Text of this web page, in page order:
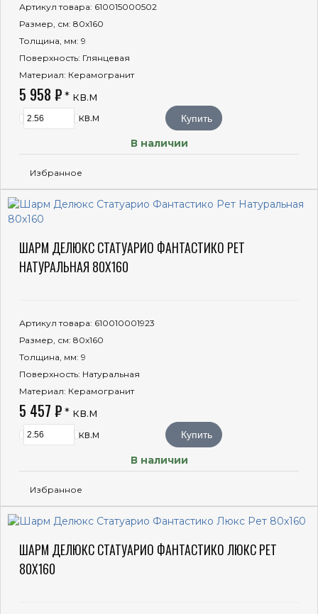
Артикул товара: 610015000502
Размер, см: 80x160
Толщина, мм: 9
Поверхность: Глянцевая
Материал: Керамогранит
5 958 ₽ * кв.м
кв.м Купить
В наличии
Избранное
ШАРМ ДЕЛЮКС СТАТУАРИО ФАНТАСТИКО РЕТ
НАТУРАЛЬНАЯ 80X160
Артикул товара: 610010001923
Размер, см: 80x160
Толщина, мм: 9
Поверхность: Натуральная
Материал: Керамогранит
5 457 ₽ * кв.м
кв.м Купить
В наличии
Избранное
ШАРМ ДЕЛЮКС СТАТУАРИО ФАНТАСТИКО ЛЮКС РЕТ
80X160